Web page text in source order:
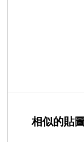
相似的貼圖